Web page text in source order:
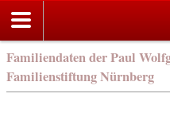
Familiendaten der Paul
Familienstiftung Nürnberg